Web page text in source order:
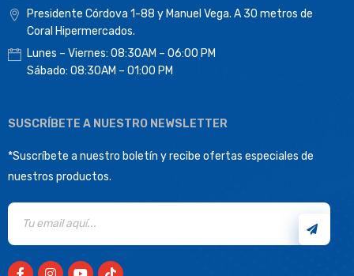
Presidente Córdova 1-88 y Manuel Vega. A 30 metros de
Coral Hipermercados.
Lunes – Viernes: 08:30AM – 06:00 PM
Sábado: 08:30AM – 01:00 PM
SUSCRÍBETE A NUESTRO NEWSLETTER
*Suscríbete a nuestro boletín y recibe ofertas especiales de
nuestros productos.